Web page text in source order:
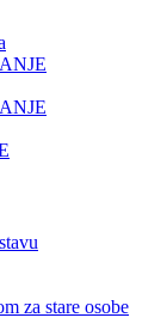
za stare osobe